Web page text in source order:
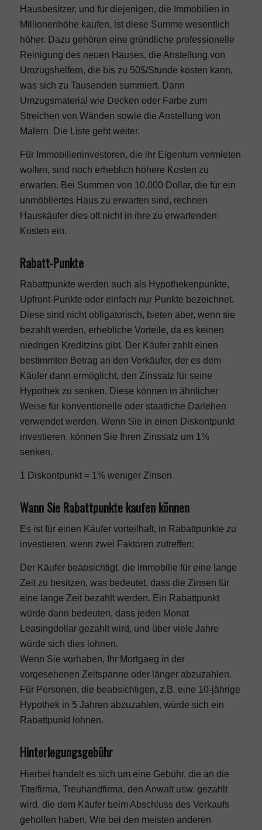
Hausbesitzer, und für diejenigen, die Immobilien in
Millionenhöhe kaufen, ist diese Summe wesentlich
höher. Dazu gehören eine gründliche professionelle
Reinigung des neuen Hauses, die Anstellung von
Umzugshelfern, die bis zu 50$/Stunde kosten kann,
was sich zu Tausenden summiert. Dann
Umzugsmaterial wie Decken oder Farbe zum
Streichen von Wänden sowie die Anstellung von
Malern. Die Liste geht weiter.
Für Immobilieninvestoren, die ihr Eigentum vermieten
wollen, sind noch erheblich höhere Kosten zu
erwarten. Bei Summen von 10.000 Dollar, die für ein
unmöbliertes Haus zu erwarten sind, rechnen
Hauskäufer dies oft nicht in ihre zu erwartenden
Kosten ein.
Rabatt-Punkte
Rabattpunkte werden auch als Hypothekenpunkte,
Upfront-Punkte oder einfach nur Punkte bezeichnet.
Diese sind nicht obligatorisch, bieten aber, wenn sie
bezahlt werden, erhebliche Vorteile, da es keinen
niedrigen Kreditzins gibt. Der Käufer zahlt einen
bestimmten Betrag an den Verkäufer, der es dem
Käufer dann ermöglicht, den Zinssatz für seine
Hypothek zu senken. Diese können in ähnlicher
Weise für konventionelle oder staatliche Darlehen
verwendet werden. Wenn Sie in einen Diskontpunkt
investieren, können Sie Ihren Zinssatz um 1%
senken.
1 Diskontpunkt = 1% weniger Zinsen
Wann Sie Rabattpunkte kaufen können
Es ist für einen Käufer vorteilhaft, in Rabattpunkte zu
investieren, wenn zwei Faktoren zutreffen:
Der Käufer beabsichtigt, die Immobilie für eine lange
Zeit zu besitzen, was bedeutet, dass die Zinsen für
eine lange Zeit bezahlt werden. Ein Rabattpunkt
würde dann bedeuten, dass jeden Monat
Leasingdollar gezahlt wird, und über viele Jahre
würde sich dies lohnen.
Wenn Sie vorhaben, Ihr Mortgaeg in der
vorgesehenen Zeitspanne oder länger abzuzahlen.
Für Personen, die beabsichtigen, z.B. eine 10-jährige
Hypothek in 5 Jahren abzuzahlen, würde sich ein
Rabattpunkt lohnen.
Hinterlegungsgebühr
Hierbei handelt es sich um eine Gebühr, die an die
Titelfirma, Treuhandfirma, den Anwalt usw. gezahlt
wird, die dem Käufer beim Abschluss des Verkaufs
geholfen haben. Wie bei den meisten anderen